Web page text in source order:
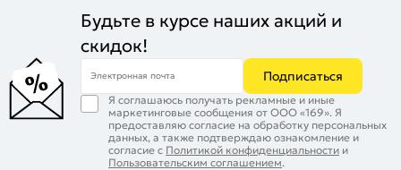
Будьте в курсе наших акций и
скидок!
Электронная почта Подписаться
Я соглашаюсь получать рекламные и иные
маркетинговые сообщения от ООО «169». Я
предоставляю согласие на обработку персональных
данных, а также подтверждаю ознакомление и
согласие с Политикой конфиденциальности и
Пользовательским соглашением.